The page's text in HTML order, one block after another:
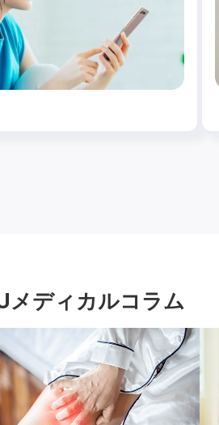
メディカルコラム